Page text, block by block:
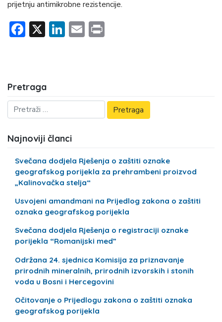
prijetnju antimikrobne rezistencije.
Facebook
X LinkedIn
Email
Pretraga
Najnoviji članci
Svečana dodjela Rješenja o zaštiti oznake
geografskog porijekla za prehrambeni proizvod
„Kalinovačka stelja“
Usvojeni amandmani na Prijedlog zakona o zaštiti
oznaka geografskog porijekla
Svečana dodjela Rješenja o registraciji oznake
porijekla “Romanijski med”
Održana 24. sjednica Komisija za priznavanje
prirodnih mineralnih, prirodnih izvorskih i stonih
voda u Bosni i Hercegovini
Očitovanje o Prijedlogu zakona o zaštiti oznaka
geografskog porijekla